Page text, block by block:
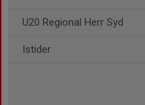
U20 Regional Herr Syd
Istider